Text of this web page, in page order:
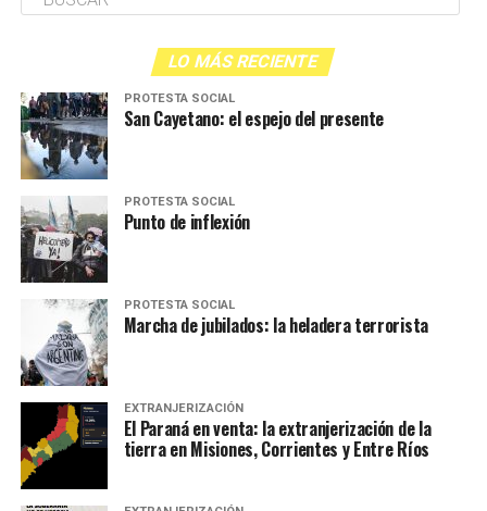
LO MÁS RECIENTE
PROTESTA SOCIAL
San Cayetano: el espejo del presente
PROTESTA SOCIAL
Punto de inflexión
PROTESTA SOCIAL
Marcha de jubilados: la heladera terrorista
EXTRANJERIZACIÓN
El Paraná en venta: la extranjerización de la
tierra en Misiones, Corrientes y Entre Ríos